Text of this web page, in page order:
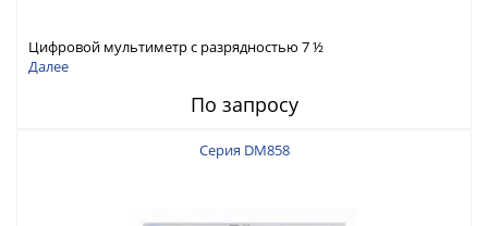
Цифровой мультиметр с разрядностью 7 ½
Далее
По запросу
Серия DM858